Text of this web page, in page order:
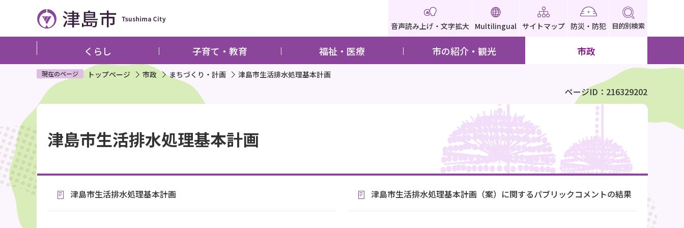
ペ
ジ
す
音声読み上げ・文字拡大 Multilingual サイトマップ 防災・防犯 目的別検索
くらし 子育て・教育 福祉・医療 市の紹介・観光 市政
現在のページ トップページ 市政 まちづくり・計画 津島市生活排水処理基本計画
ページID：216329202
文
こ
こ
か
ら
津島市生活排水処理基本計画
津島市生活排水処理基本計画 津島市生活排水処理基本計画（案）に関するパブリックコメントの結果